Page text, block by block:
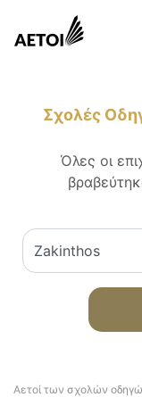
Σχολές
Όλες οι
Αετοί των σχολών